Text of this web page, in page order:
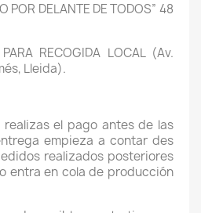
POR DELANTE DE TODOS” 48
RECOGIDA LOCAL (Av.
Lleida).
el pago antes de las
empieza a contar des
realizados posteriores
entra en cola de producción